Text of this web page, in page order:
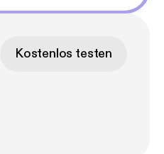
Kostenlos testen